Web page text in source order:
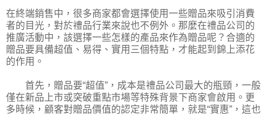
在終端銷售中，很多商家都會選擇使用一些贈品來吸引消費
者的目光，對於禮品行業來說也不例外。那麼在禮品公司的
推廣活動中，該選擇一些怎樣的產品來作為贈品呢？合適的
贈品要具備超值、易得、實用三個特點，才能起到錦上添花
的作用。
首先，贈品要“超值”，成本是禮品公司最大的瓶頸，一般
僅在新品上市或突破重點市場等特殊背景下商家會啟用。更
多時候，顧客對贈品價值的認定非常簡單，就是“實惠”，這也